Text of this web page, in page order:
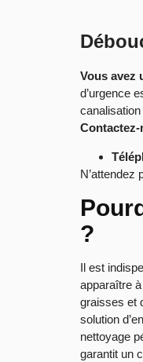
Vous avez
d’urgence
N’attendez
?
Il est
apparaître
graisses et
solution
nettoyage
garantit un